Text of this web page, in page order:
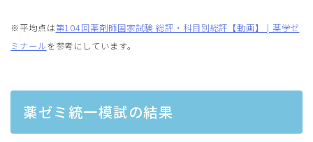
※平均点は第104回薬剤師国家試験 総評・科目別総評【動画】 | 薬学ゼ
ミナールを参考にしています。
薬ゼミ統一模試の結果